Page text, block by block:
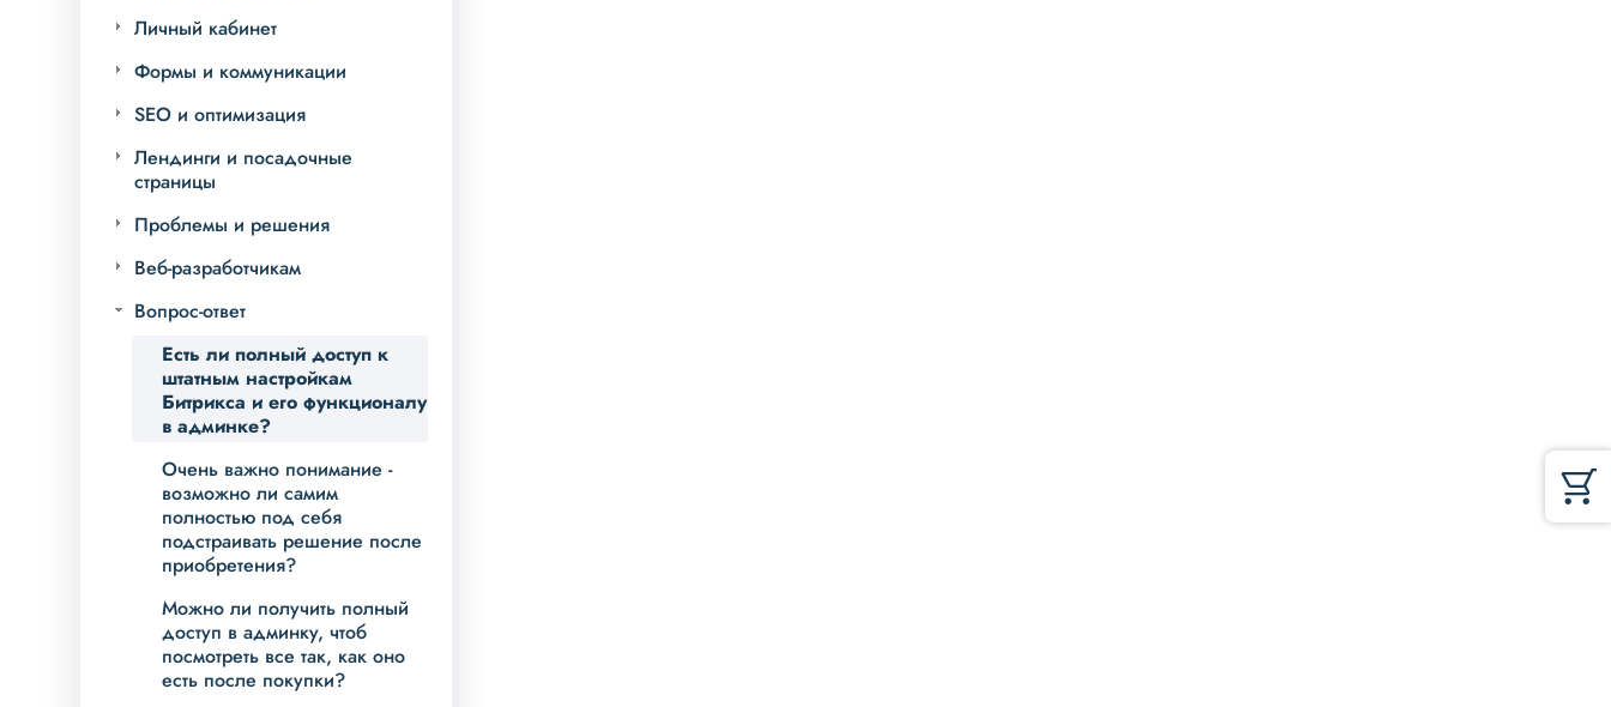
Личный кабинет
Формы и коммуникации
SEO и оптимизация
Лендинги и посадочные
страницы
Проблемы и решения
Веб-разработчикам
Вопрос-ответ
Есть ли полный доступ к
штатным настройкам
Битрикса и его функционалу
в админке?
Очень важно понимание -
возможно ли самим
полностью под себя
подстраивать решение после
приобретения?
Можно ли получить полный
доступ в админку, чтоб
посмотреть все так, как оно
есть после покупки?